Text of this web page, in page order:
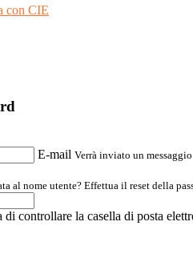
con CIE
E-mail Verrà inviato un
al nome utente? Effettua il reset della
controllare la casella di posta